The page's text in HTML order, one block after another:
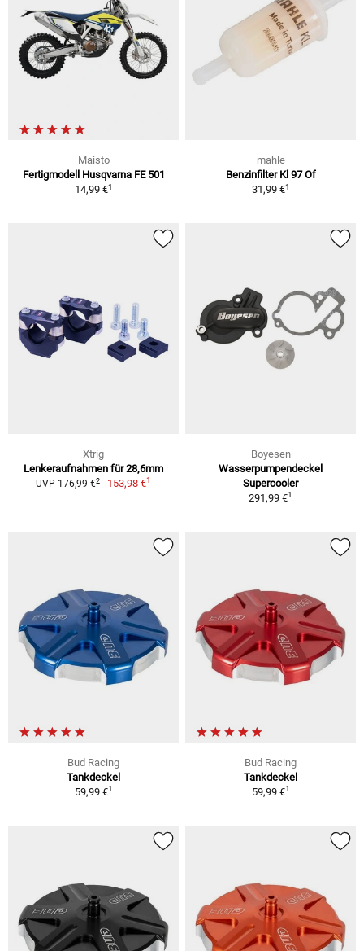
Maisto
Fertigmodell Husqvarna FE 501
14,99 €1
mahle
Benzinfilter Kl 97 Of
31,99 €1
Xtrig
Lenkeraufnahmen für 28,6mm
UVP 176,99 €2 153,98 €1
Boyesen
Wasserpumpendeckel
Supercooler
291,99 €1
Bud Racing
Tankdeckel
59,99 €1
Bud Racing
Tankdeckel
59,99 €1